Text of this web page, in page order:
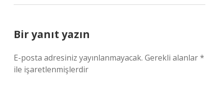
Bir yanıt yazın
E-posta adresiniz yayınlanmayacak. Gerekli alanlar*
ile işaretlenmişlerdir